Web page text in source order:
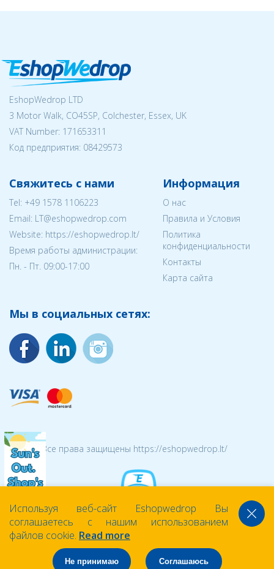
EshopWedrop LTD
3 Motor Walk, CO45SP, Colchester, Essex, UK
VAT Number: 171653311
Код предприятия: 08429573
Свяжитесь с нами
Tel: +49 1578 1106223
Email: LT@eshopwedrop.com
Website: https://eshopwedrop.lt/
Время работы администрации:
Пн. - Пт. 09:00-17:00
Информация
О нас
Правила и Условия
Политика
конфиденциальности
Контакты
Карта сайта
Мы в социальных сетях:
© 2026 Все права защищены https://eshopwedrop.lt/
Используя веб-сайт Eshopwedrop Вы
соглашаетесь с нашим использованием
файлов cookie. Read more
Не принимаю Соглашаюсь